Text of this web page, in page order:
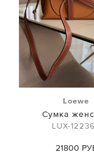
Loewe
Сумка
LUX-
21800